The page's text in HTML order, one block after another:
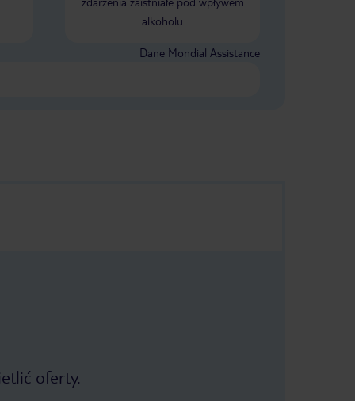
alkoholu
Dane Mondial Assistance
oferty.